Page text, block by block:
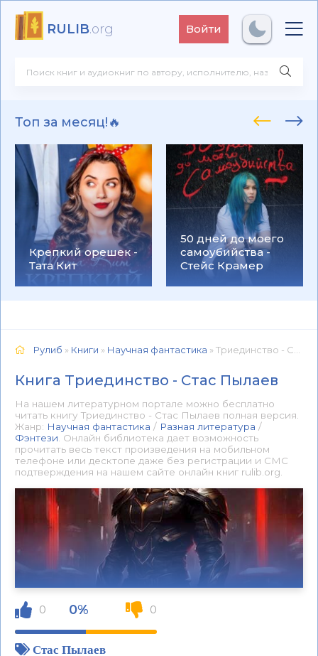
RULIB.org Войти
Топ за месяц!🔥
Крепкий орешек -
Тата Кит
50 дней до моего
самоубийства -
Стейс Крамер
Рулиб » Книги » Научная фантастика » Триединство - Стас Пылаев 📕 - Книга онлайн бесплатно
Книга Триединство - Стас Пылаев
На нашем литературном портале можно бесплатно
читать книгу Триединство - Стас Пылаев полная версия.
Жанр: Научная фантастика / Разная литература /
Фэнтези . Онлайн библиотека дает возможность
прочитать весь текст произведения на мобильном
телефоне или десктопе даже без регистрации и СМС
подтверждения на нашем сайте онлайн книг rulib.org.
0 0% 0
Стас Пылаев